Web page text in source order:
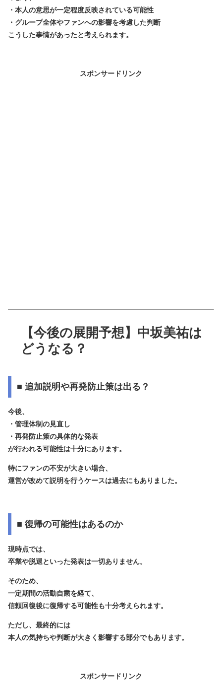
・本人の意思が一定程度反映されている可能性
・グループ全体やファンへの影響を考慮した判断
こうした事情があったと考えられます。
スポンサードリンク
【今後の展開予想】中坂美祐は
どうなる？
■ 追加説明や再発防止策は出る？
今後、
・管理体制の見直し
・再発防止策の具体的な発表
が行われる可能性は十分にあります。
特にファンの不安が大きい場合、
運営が改めて説明を行うケースは過去にもありました。
■ 復帰の可能性はあるのか
現時点では、
卒業や脱退といった発表は一切ありません。
そのため、
一定期間の活動自粛を経て、
信頼回復後に復帰する可能性も十分考えられます。
ただし、最終的には
本人の気持ちや判断が大きく影響する部分でもあります。
スポンサードリンク